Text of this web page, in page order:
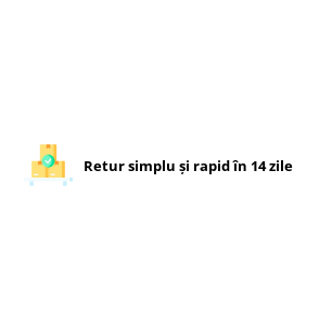
Retur simplu și rapid în 14 zile